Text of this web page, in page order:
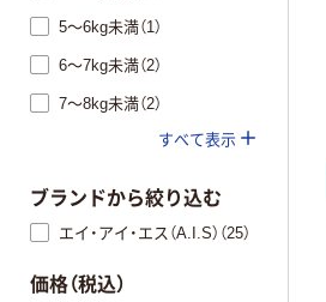
5～6kg未満（1）
6～7kg未満（2）
7～8kg未満（2）
すべて表示
ブランドから絞り込む
エイ・アイ・エス（A.I.S）（25）
価格（税込）